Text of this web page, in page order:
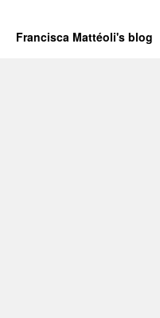
Francisca Mattéoli's blog